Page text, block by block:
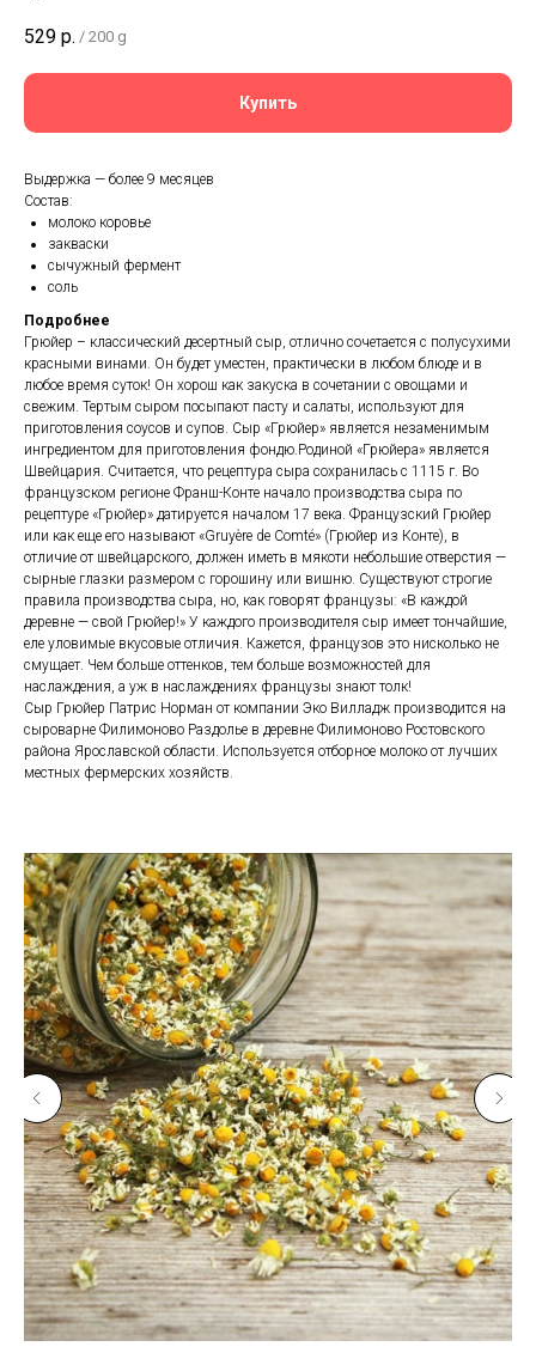
529 р. / 200 g
Купить
Выдержка — более 9 месяцев
Состав:
молоко коровье
закваски
сычужный фермент
соль
Подробнее
Грюйер – классический десертный сыр, отлично сочетается с полусухими
красными винами. Он будет уместен, практически в любом блюде и в
любое время суток! Он хорош как закуска в сочетании с овощами и
свежим. Тертым сыром посыпают пасту и салаты, используют для
приготовления соусов и супов. Сыр «Грюйер» является незаменимым
ингредиентом для приготовления фондю.Родиной «Грюйера» является
Швейцария. Считается, что рецептура сыра сохранилась с 1115 г. Во
французском регионе Франш-Конте начало производства сыра по
рецептуре «Грюйер» датируется началом 17 века. Французский Грюйер
или как еще его называют «Gruyère de Comté» (Грюйер из Конте), в
отличие от швейцарского, должен иметь в мякоти небольшие отверстия —
сырные глазки размером с горошину или вишню. Существуют строгие
правила производства сыра, но, как говорят французы: «В каждой
деревне — свой Грюйер!» У каждого производителя сыр имеет тончайшие,
еле уловимые вкусовые отличия. Кажется, французов это нисколько не
смущает. Чем больше оттенков, тем больше возможностей для
наслаждения, а уж в наслаждениях французы знают толк!
Сыр Грюйер Патрис Норман от компании Эко Вилладж производится на
сыроварне Филимоново Раздолье в деревне Филимоново Ростовского
района Ярославской области. Используется отборное молоко от лучших
местных фермерских хозяйств.